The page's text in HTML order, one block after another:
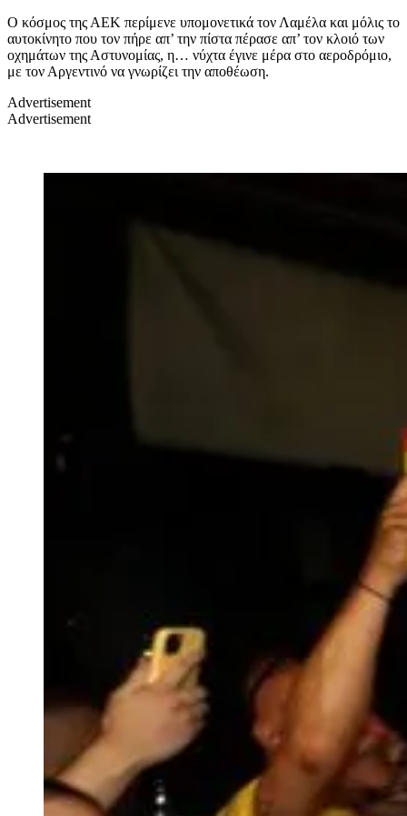
Ο κόσμος της ΑΕΚ περίμενε υπομονετικά τον Λαμέλα και μόλις το
αυτοκίνητο που τον πήρε απ’ την πίστα πέρασε απ’ τον κλοιό των
οχημάτων της Αστυνομίας, η… νύχτα έγινε μέρα στο αεροδρόμιο,
με τον Αργεντινό να γνωρίζει την αποθέωση.
Advertisement
Advertisement